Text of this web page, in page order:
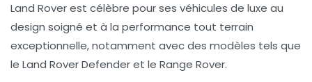
Land Rover est célèbre pour ses véhicules de luxe au
design soigné et à la performance tout terrain
exceptionnelle, notamment avec des modèles tels que
le Land Rover Defenderet le Range Rover.